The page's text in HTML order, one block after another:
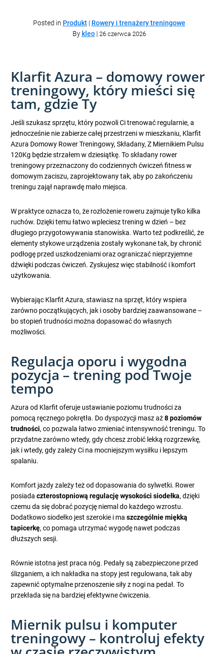
Posted in Produkt| Rowery i trenażery treningowe
By kleo| 26 czerwca 2026
Klarfit Azura – domowy rower
treningowy, który mieści się
tam, gdzie Ty
Jeśli szukasz sprzętu, który pozwoli Ci trenować regularnie, a
jednocześnie nie zabierze całej przestrzeni w mieszkaniu, Klarfit
Azura Domowy Rower Treningowy, Składany, Z Miernikiem Pulsu
120Kg będzie strzałem w dziesiątkę. To składany rower
treningowy przeznaczony do codziennych ćwiczeń fitness w
domowym zaciszu, zaprojektowany tak, aby po zakończeniu
treningu zajął naprawdę mało miejsca.
W praktyce oznacza to, że rozłożenie roweru zajmuje tylko kilka
ruchów. Dzięki temu łatwo wpleciesz trening w dzień – bez
długiego przygotowywania stanowiska. Warto też podkreślić, że
elementy stykowe urządzenia zostały wykonane tak, by chronić
podłogę przed uszkodzeniami oraz ograniczać nieprzyjemne
dźwięki podczas ćwiczeń. Zyskujesz więc stabilność i komfort
użytkowania.
Wybierając Klarfit Azura, stawiasz na sprzęt, który wspiera
zarówno początkujących, jak i osoby bardziej zaawansowane –
bo stopień trudności można dopasować do własnych
możliwości.
Regulacja oporu i wygodna
pozycja – trening pod Twoje
tempo
Azura od Klarfit oferuje ustawianie poziomu trudności za
pomocą ręcznego pokrętła. Do dyspozycji masz aż8 poziomów
trudności, co pozwala łatwo zmieniać intensywność treningu. To
przydatne zarówno wtedy, gdy chcesz zrobić lekką rozgrzewkę,
jak i wtedy, gdy zależy Ci na mocniejszym wysiłku i lepszym
spalaniu.
Komfort jazdy zależy też od dopasowania do sylwetki. Rower
posiadaczterostopniową regulację wysokości siodełka, dzięki
czemu da się dobrać pozycję niemal do każdego wzrostu.
Dodatkowo siodełko jest szerokie i maszczególnie miękką
tapicerkę, co pomaga utrzymać wygodę nawet podczas
dłuższych sesji.
Równie istotna jest praca nóg. Pedały są zabezpieczone przed
ślizganiem, a ich nakładka na stopy jest regulowana, tak aby
zapewnić optymalne przenoszenie siły z nogi na pedał. To
przekłada się na bardziej efektywne ćwiczenia.
Miernik pulsu i komputer
treningowy – kontroluj efekty